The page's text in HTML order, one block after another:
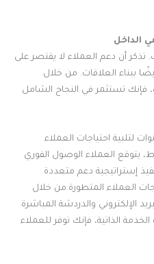
الداخل
أن دعم العملاء لا يقتصر على
ببناء العلاقات. من خلال
فإنك تستثمر في النجاح الشامل
يتوقع العملاء الوصول الفوري
إستراتيجية دعم متعددة
العملاء المتطورة.من خلال
الإلكتروني والدردشة المباشرة
الذاتية، فإنك توفر للعملاء